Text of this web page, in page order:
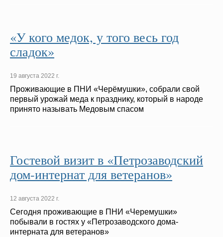
«У кого медок, у того весь год
сладок»
19 августа 2022 г.
Проживающие в ПНИ «Черёмушки», собрали свой
первый урожай меда к празднику, который в народе
принято называть Медовым спасом
Гостевой визит в «Петрозаводский
дом-интернат для ветеранов»
12 августа 2022 г.
Сегодня проживающие в ПНИ «Черемушки»
побывали в гостях у «Петрозаводского дома-
интерната для ветеранов»